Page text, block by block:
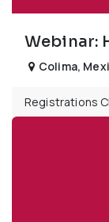
Webinar:
Colima,
Registrations